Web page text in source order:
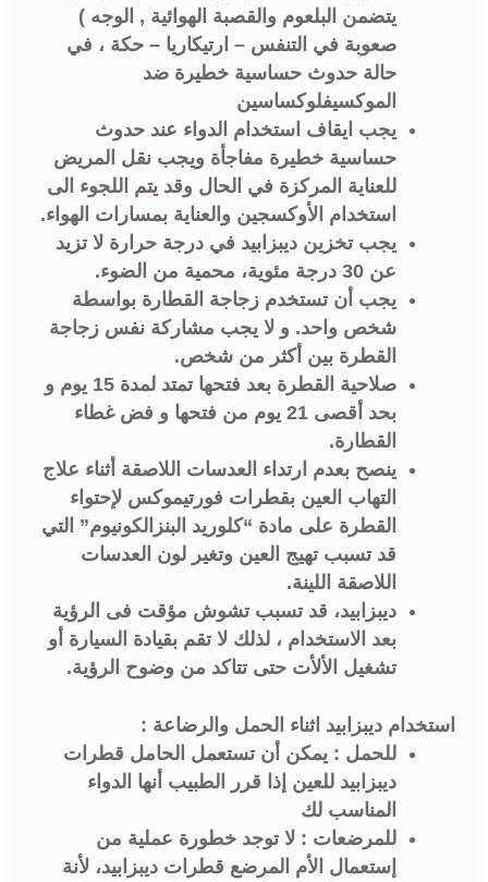
يتضمن البلعوم والقصبة الهوائية , الوجه )
صعوبة في التنفس – ارتيكاريا – حكة ، في
حالة حدوث حساسية خطيرة ضد
الموكسيفلوكساسين
يجب ايقاف استخدام الدواء عند حدوث
حساسية خطيرة مفاجأة ويجب نقل المريض
للعناية المركزة في الحال وقد يتم اللجوء الى
استخدام الأوكسجين والعناية بمسارات الهواء.
يجب تخزين ديبزابيد في درجة حرارة لا تزيد
عن 30 درجة مئوية، محمية من الضوء.
يجب أن تستخدم زجاجة القطارة بواسطة
شخص واحد. و لا يجب مشاركة نفس زجاجة
القطرة بين أكثر من شخص.
صلاحية القطرة بعد فتحها تمتد لمدة 15 يوم و
بحد أقصى 21 يوم من فتحها و فض غطاء
القطارة.
ينصح بعدم ارتداء العدسات اللاصقة أثناء علاج
التهاب العين بقطرات فورتيموكس لإحتواء
القطرة على مادة “كلوريد البنزالكونيوم” التي
قد تسبب تهيج العين وتغير لون العدسات
اللاصقة اللينة.
ديبزابيد، قد تسبب تشوش مؤقت فى الرؤية
بعد الاستخدام ، لذلك لا تقم بقيادة السيارة أو
تشغيل الألأت حتى تتاكد من وضوح الرؤية.
استخدام ديبزابيد اثناء الحمل والرضاعة :
للحمل : يمكن أن تستعمل الحامل قطرات
ديبزابيد للعين إذا قرر الطبيب أنها الدواء
المناسب لك
للمرضعات : لا توجد خطورة عملية من
إستعمال الأم المرضع قطرات ديبزابيد، لأنة